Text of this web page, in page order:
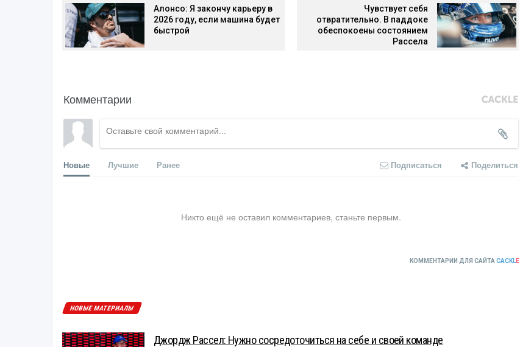
Алонсо: Я закончу карьеру в
2026 году, если машина будет
быстрой
Чувствует себя
отвратительно. В паддоке
обеспокоены состоянием
Рассела
Комментарии
Новые Лучшие Ранее Подписаться Поделиться
Никто ещё не оставил комментариев, станьте первым.
КОММЕНТАРИИ ДЛЯ САЙТА CACKLE
НОВЫЕ МАТЕРИАЛЫ
Джордж Рассел: Нужно сосредоточиться на себе и своей команде